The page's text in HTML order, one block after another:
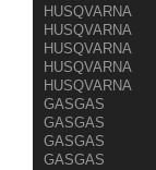
HUSQVARNA
HUSQVARNA
HUSQVARNA
HUSQVARNA
HUSQVARNA
GASGAS
GASGAS
GASGAS
GASGAS